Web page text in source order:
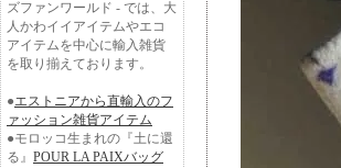
ズファンワールド - では、大
人かわイイアイテムやエコ
アイテムを中心に輸入雑貨
を取り揃えております。
●エストニアから直輸入のフ
ァッション雑貨アイテム
●モロッコ生まれの『土に還
る』 POUR LA PAIXバッグ